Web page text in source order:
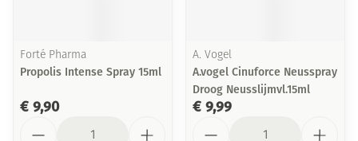
Forté Pharma
Propolis Intense Spray 15ml
€ 9,90
A. Vogel
A.vogel Cinuforce Neusspray
Droog Neusslijmvl.15ml
€ 9,99